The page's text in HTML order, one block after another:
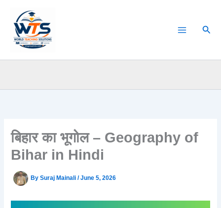
content
बिहार का भूगोल – Geography of
Bihar in Hindi
BySuraj Mainali/June 5, 2026